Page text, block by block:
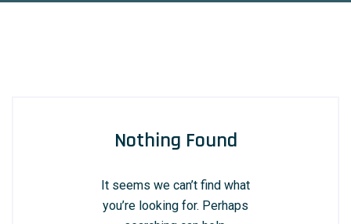
Nothing Found
It seems we can’t find what
you’re looking for. Perhaps